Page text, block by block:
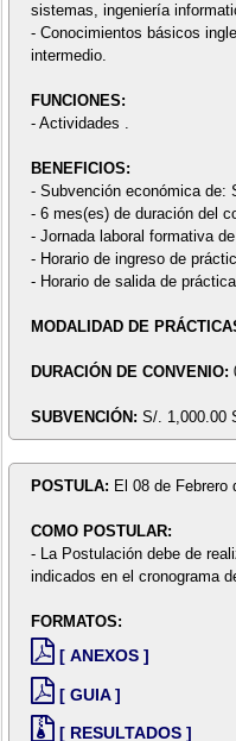
sistemas, ingeniería
- Conocimientos básicos
intermedio.
FUNCIONES:
- Actividades .
BENEFICIOS:
- Subvención económica de:
- 6 mes(es) de duración del
- Jornada laboral formativa
- Horario de ingreso de
- Horario de salida de
MODALIDAD DE
DURACIÓN DE CONVENIO:
SUBVENCIÓN: S/. 1,000.00
POSTULA: El 08 de Febrero
COMO POSTULAR:
- La Postulación debe de
indicados en el cronograma
FORMATOS:
[ ANEXOS ]
[ GUIA ]
[ RESULTADOS ]